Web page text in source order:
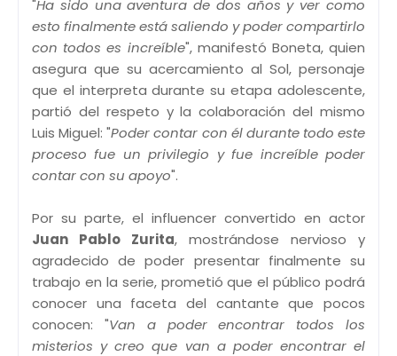
"Ha sido una aventura de dos años y ver como
esto finalmente está saliendo y poder compartirlo
con todos es increíble", manifestó Boneta, quien
asegura que su acercamiento al Sol, personaje
que el interpreta durante su etapa adolescente,
partió del respeto y la colaboración del mismo
Luis Miguel: "Poder contar con él durante todo este
proceso fue un privilegio y fue increíble poder
contar con su apoyo".
Por su parte, el influencer convertido en actor
Juan Pablo Zurita, mostrándose nervioso y
agradecido de poder presentar finalmente su
trabajo en la serie, prometió que el público podrá
conocer una faceta del cantante que pocos
conocen: "Van a poder encontrar todos los
misterios y creo que van a poder encontrar el